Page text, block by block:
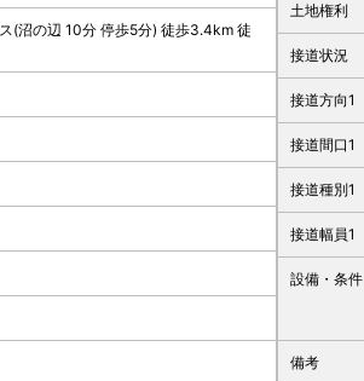
(沼の辺 10分 停歩5分) 徒歩3.4km 徒
土地権利
接道状況
接道方向1
接道間口1
接道種別1
接道幅員1
設備・条件
備考